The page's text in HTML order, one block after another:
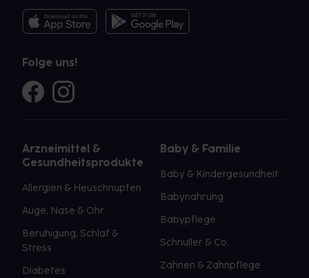
Folge uns!
Arzneimittel &
Gesundheitsprodukte
Allergien & Heuschnupfen
Auge, Nase & Ohr
Beruhigung, Schlaf &
Stress
Diabetes
Baby & Familie
Baby & Kindergesundheit
Babynahrung
Babypflege
Schnuller & Co.
Zahnen & Zahnpflege